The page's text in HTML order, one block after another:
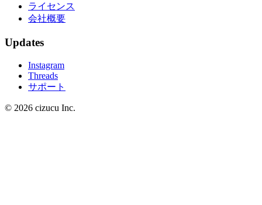
ライセンス
会社概要
Updates
Instagram
Threads
サポート
© 2026 cizucu Inc.